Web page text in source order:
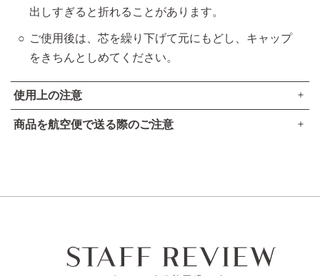
出しすぎると折れることがあります。
ご使用後は、芯を繰り下げて元にもどし、キャップ
をきちんとしめてください。
使用上の注意
傷、はれもの、湿疹等異常のあるところには使用しないでく
商品を航空便で送る際のご注意
アルコール24％以下